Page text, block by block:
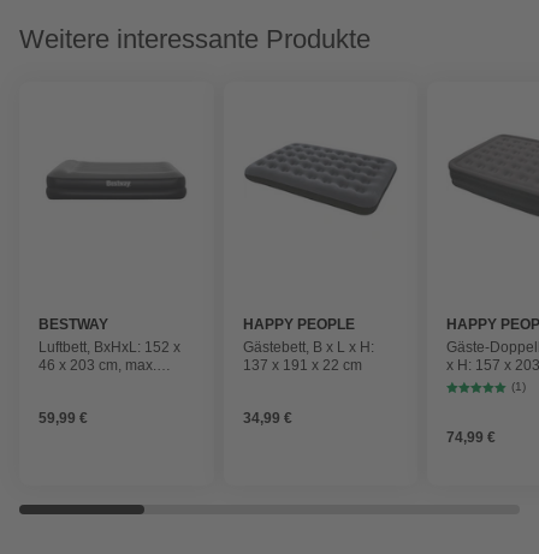
Weitere interessante Produkte
BESTWAY
Luftbett, BxHxL: 152 x
46 x 203 cm, max.
59,99 €
HAPPY PEOPLE
Gästebett, B x L x H:
137 x 191 x 22 cm
34,99 €
HAPPY
Gäste-
x H: 157 x
für 2
(1)
74,99 €